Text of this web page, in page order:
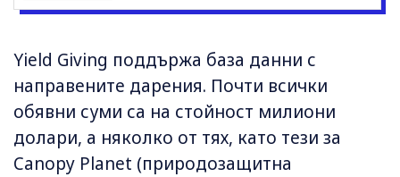
Yield Giving поддържа база данни с
направените дарения. Почти всички
обявни суми са на стойност милиони
долари, а няколко от тях, като тези за
Canopy Planet (природозащитна